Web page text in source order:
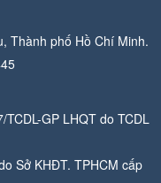
Thành phố Hồ Chí Minh.
GP LHQT do TCDL
Sở KHĐT. TPHCM cấp